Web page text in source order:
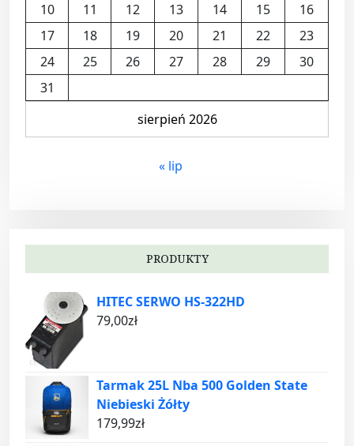
sierpień 2026
10
11 12 13 14 15
16
17
18 19 20 21 22
23
24
25 26 27 28 29
30
31
« lip
PRODUKTY
HITEC SERWO HS-322HD
79,00zł
Tarmak 25L Nba 500 Golden State
Niebieski Żółty
179,99zł